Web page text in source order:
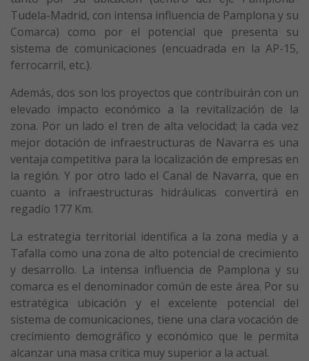
Tudela-Madrid, con intensa influencia de Pamplona y su
Comarca) como por el potencial que presenta su
sistema de comunicaciones (encuadrada en la AP-15,
ferrocarril, etc.).
Además, dos son los proyectos que contribuirán con un
elevado impacto económico a la revitalización de la
zona. Por un lado el tren de alta velocidad; la cada vez
mejor dotación de infraestructuras de Navarra es una
ventaja competitiva para la localización de empresas en
la región. Y por otro lado el Canal de Navarra, que en
cuanto a infraestructuras hidráulicas convertirá en
regadío 177 Km.
La estrategia territorial identifica a la zona media y a
Tafalla como una zona de alto potencial de crecimiento
y desarrollo. La intensa influencia de Pamplona y su
comarca es el denominador común de este área. Por su
estratégica ubicación y el excelente potencial del
sistema de comunicaciones, tiene una clara vocación de
crecimiento demográfico y económico que le permita
alcanzar una masa crítica muy superior a la actual.